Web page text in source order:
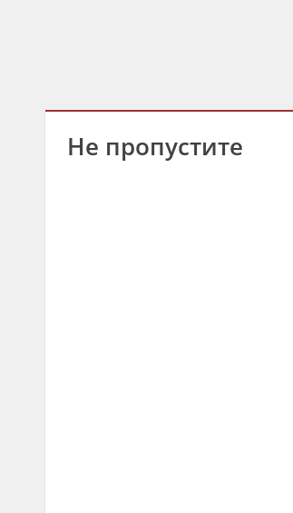
Не пропустите